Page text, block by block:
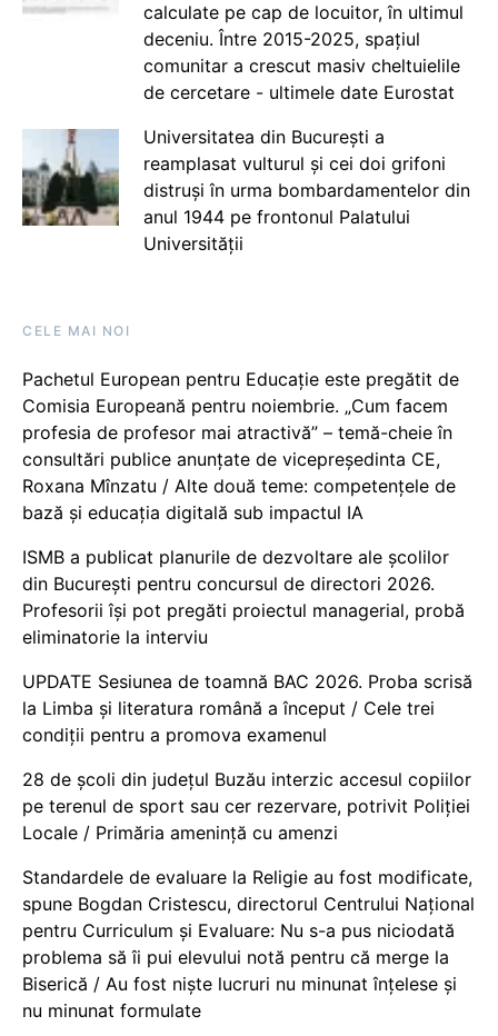
calculate pe cap de locuitor, în ultimul
deceniu. Între 2015-2025, spațiul
comunitar a crescut masiv cheltuielile
de cercetare - ultimele date Eurostat
Universitatea din București a
reamplasat vulturul și cei doi grifoni
distruși în urma bombardamentelor din
anul 1944 pe frontonul Palatului
Universității
CELE MAI NOI
Pachetul European pentru Educație este pregătit de
Comisia Europeană pentru noiembrie. „Cum facem
profesia de profesor mai atractivă” – temă-cheie în
consultări publice anunțate de vicepreședinta CE,
Roxana Mînzatu / Alte două teme: competențele de
bază și educația digitală sub impactul IA
ISMB a publicat planurile de dezvoltare ale școlilor
din București pentru concursul de directori 2026.
Profesorii își pot pregăti proiectul managerial, probă
eliminatorie la interviu
UPDATE Sesiunea de toamnă BAC 2026. Proba scrisă
la Limba și literatura română a început / Cele trei
condiții pentru a promova examenul
28 de școli din județul Buzău interzic accesul copiilor
pe terenul de sport sau cer rezervare, potrivit Poliției
Locale / Primăria amenință cu amenzi
Standardele de evaluare la Religie au fost modificate,
spune Bogdan Cristescu, directorul Centrului Național
pentru Curriculum și Evaluare: Nu s-a pus niciodată
problema să îi pui elevului notă pentru că merge la
Biserică / Au fost niște lucruri nu minunat înțelese și
nu minunat formulate